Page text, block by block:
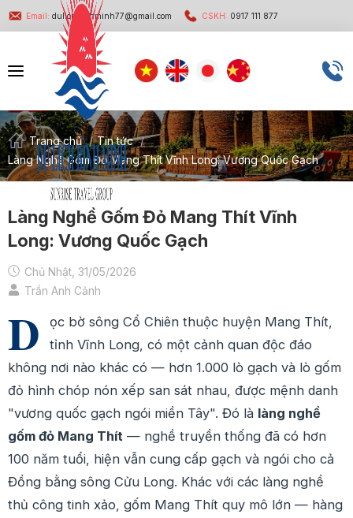
Email: dulichbinhminh77@gmail.com CSKH: 0917 111 877
Trang chủ / Tin tức /
Làng Nghề Gốm Đỏ Mang Thít Vĩnh Long: Vương Quốc Gạch
Làng Nghề Gốm Đỏ Mang Thít Vĩnh
Long: Vương Quốc Gạch
Chủ Nhật, 31/05/2026
Trần Anh Cảnh
D
ọc bờ sông Cổ Chiên thuộc huyện Mang Thít,
tỉnh Vĩnh Long, có một cảnh quan độc đáo
không nơi nào khác có — hơn 1.000 lò gạch và lò gốm
đỏ hình chóp nón xếp san sát nhau, được mệnh danh
"vương quốc gạch ngói miền Tây". Đó là làng nghề
gốm đỏ Mang Thít — nghề truyền thống đã có hơn
100 năm tuổi, hiện vẫn cung cấp gạch và ngói cho cả
Đồng bằng sông Cửu Long. Khác với các làng nghề
thủ công tinh xảo, gốm Mang Thít quy mô lớn — hàng